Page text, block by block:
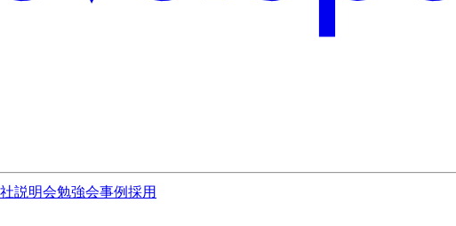
説明会勉強会事例採用